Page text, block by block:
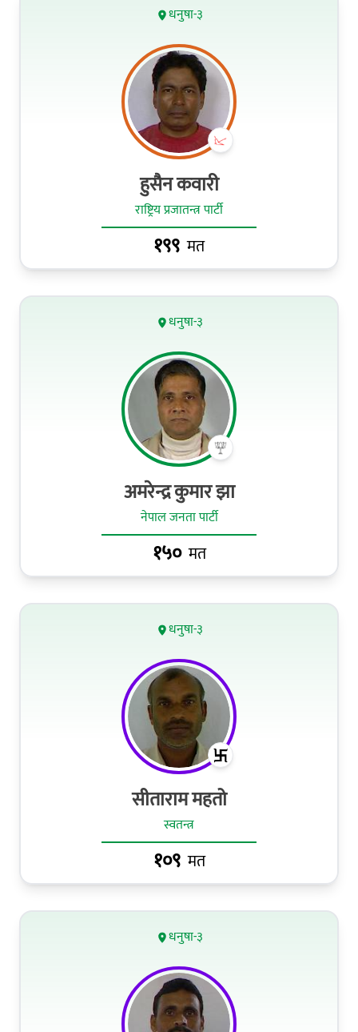
धनुषा-३
हुसैन कवारी
राष्ट्रिय प्रजातन्त्र पार्टी
१९९ मत
धनुषा-३
अमरेन्द्र कुमार झा
नेपाल जनता पार्टी
१५० मत
धनुषा-३
सीताराम महतो
स्वतन्त्र
१०९ मत
धनुषा-३